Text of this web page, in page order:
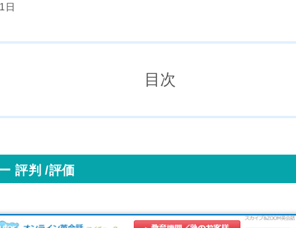
日
目次
評判 /評価